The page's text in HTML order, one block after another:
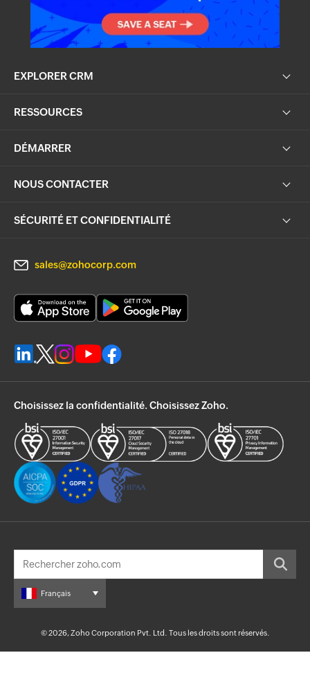
EXPLORER CRM
RESSOURCES
DÉMARRER
NOUS CONTACTER
SÉCURITÉ ET CONFIDENTIALITÉ
sales@zohocorp.com
Choisissez la confidentialité. Choisissez Zoho.
Français
© 2026, Zoho Corporation Pvt. Ltd. Tous les droits sont réservés.